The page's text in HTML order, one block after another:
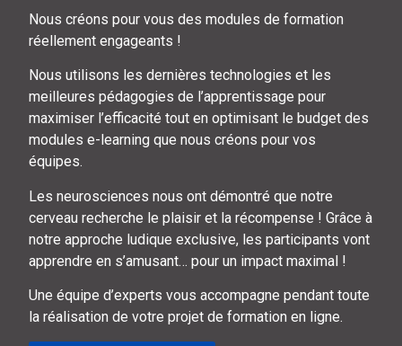
Nous créons pour vous des modules de formation
réellement engageants !
Nous utilisons les dernières technologies et les
meilleures pédagogies de l’apprentissage pour
maximiser l’efficacité tout en optimisant le budget des
modules e-learning que nous créons pour vos
équipes.
Les neurosciences nous ont démontré que notre
cerveau recherche le plaisir et la récompense ! Grâce à
notre approche ludique exclusive, les participants vont
apprendre en s’amusant… pour un impact maximal !
Une équipe d’experts vous accompagne pendant toute
la réalisation de votre projet de formation en ligne.